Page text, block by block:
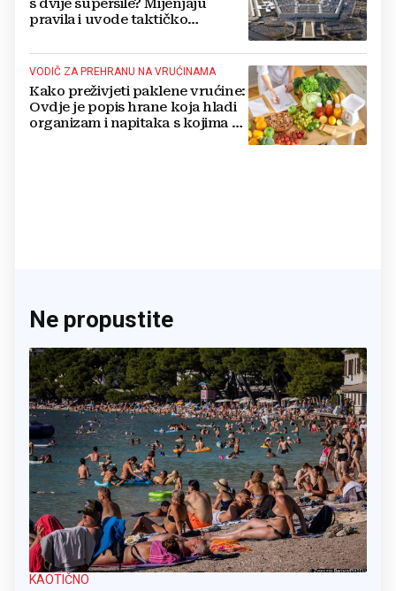
s dvije supersile? Mijenjaju
pravila i uvode taktičko
VODIČ ZA PREHRANU NA VRUĆINAMA
Kako preživjeti paklene vrućine:
Ovdje je popis hrane koja hladi
organizam i napitaka s kojima si
Ne propustite
KAOTIČNO